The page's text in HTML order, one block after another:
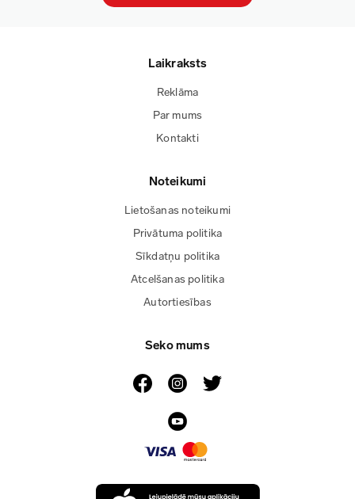
Laikraksts
Reklāma
Par mums
Kontakti
Noteikumi
Lietošanas noteikumi
Privātuma politika
Sīkdatņu politika
Atcelšanas politika
Autortiesības
Seko mums